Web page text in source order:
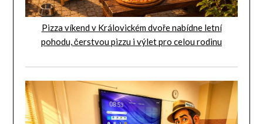
Pizza víkend v Královickém dvoře nabídne letní
pohodu, čerstvou pizzu i výlet pro celou rodinu